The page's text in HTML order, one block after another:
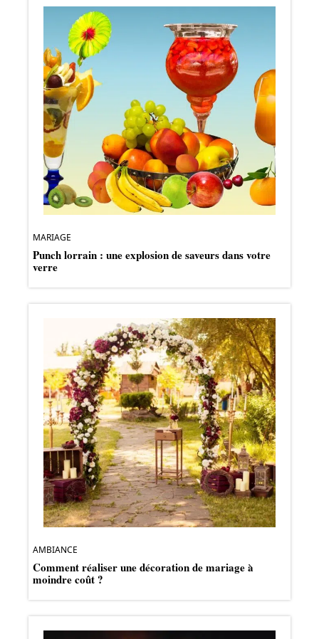
MARIAGE
Punch lorrain : une explosion de saveurs dans votre
verre
AMBIANCE
Comment réaliser une décoration de mariage à
moindre coût ?